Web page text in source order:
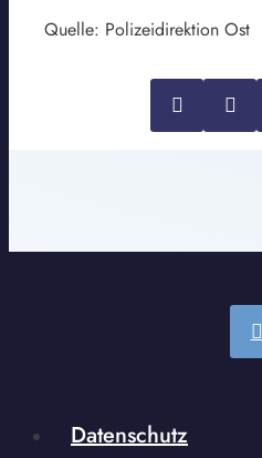
Quelle: Polizeidirektion Ost
Datenschutz